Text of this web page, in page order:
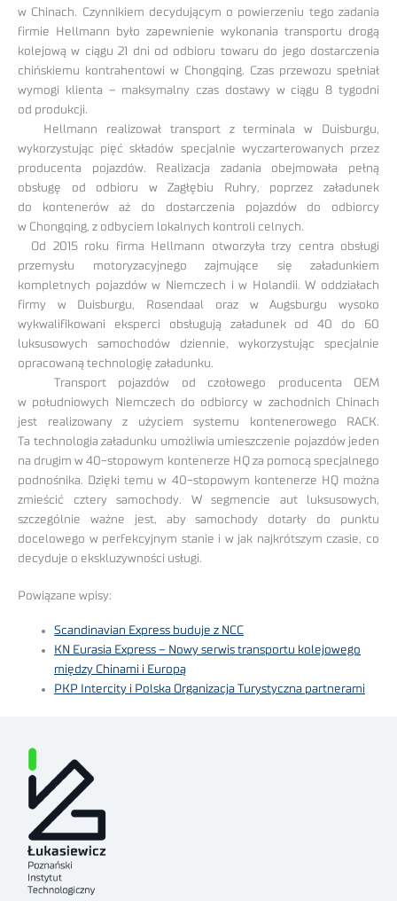
w Chinach. Czynnikiem decydującym o powierzeniu tego zadania
firmie Hellmann było zapewnienie wykonania transportu drogą
kolejową w ciągu 21 dni od odbioru towaru do jego dostarczenia
chińskiemu kontrahentowi w Chongqing. Czas przewozu spełniał
wymogi klienta – maksymalny czas dostawy w ciągu 8 tygodni
od produkcji.
Hellmann realizował transport z terminala w Duisburgu,
wykorzystując pięć składów specjalnie wyczarterowanych przez
producenta pojazdów. Realizacja zadania obejmowała pełną
obsługę od odbioru w Zagłębiu Ruhry, poprzez załadunek
do kontenerów aż do dostarczenia pojazdów do odbiorcy
w Chongqing, z odbyciem lokalnych kontroli celnych.
Od 2015 roku firma Hellmann otworzyła trzy centra obsługi
przemysłu motoryzacyjnego zajmujące się załadunkiem
kompletnych pojazdów w Niemczech i w Holandii. W oddziałach
firmy w Duisburgu, Rosendaal oraz w Augsburgu wysoko
wykwalifikowani eksperci obsługują załadunek od 40 do 60
luksusowych samochodów dziennie, wykorzystując specjalnie
opracowaną technologię załadunku.
Transport pojazdów od czołowego producenta OEM
w południowych Niemczech do odbiorcy w zachodnich Chinach
jest realizowany z użyciem systemu kontenerowego RACK.
Ta technologia załadunku umożliwia umieszczenie pojazdów jeden
na drugim w 40-stopowym kontenerze HQ za pomocą specjalnego
podnośnika. Dzięki temu w 40-stopowym kontenerze HQ można
zmieścić cztery samochody. W segmencie aut luksusowych,
szczególnie ważne jest, aby samochody dotarły do punktu
docelowego w perfekcyjnym stanie i w jak najkrótszym czasie, co
decyduje o ekskluzywności usługi.
Powiązane wpisy:
Scandinavian Express buduje z NCC
KN Eurasia Express – Nowy serwis transportu kolejowego
między Chinami i Europą
PKP Intercity i Polska Organizacja Turystyczna partnerami